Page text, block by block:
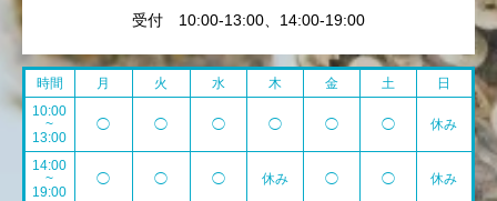
受付 10:00-13:00、14:00-19:00
時間 月 火 水 木 金 土
日
10:00
~
13:00
◯ ◯ ◯ ◯ ◯ ◯ 休み
14:00
~
19:00
◯ ◯ ◯ 休み ◯ ◯ 休み